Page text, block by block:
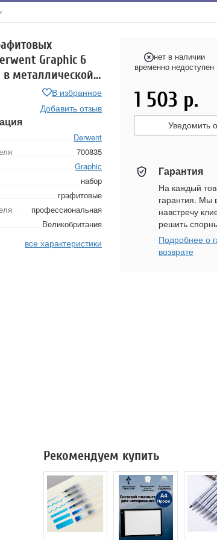
Graphic 6
в металлической
В избранное
Добавить отзыв
Derwent
700835
Graphic
набор
графитовые
профессиональная
Великобритания
все характеристики
нет в наличии
временно недоступен
1 503 р.
Уведомить
Гарантия
На каждый
гарантия. Мы
навстречу
решить
Подробнее о
возврате
Рекомендуем купить